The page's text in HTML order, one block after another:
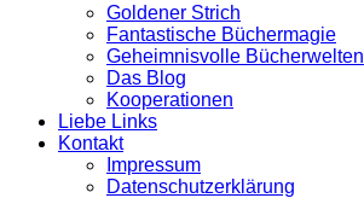
Goldener Strich
Fantastische Büchermagie
Geheimnisvolle Bücherwelten
Das Blog
Kooperationen
Liebe Links
Kontakt
Impressum
Datenschutzerklärung